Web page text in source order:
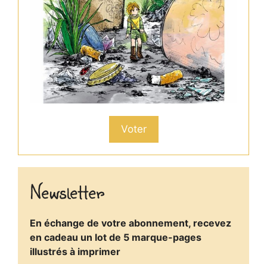
Voter
Newsletter
En échange de votre abonnement, recevez
en cadeau un lot de 5 marque-pages
illustrés à imprimer